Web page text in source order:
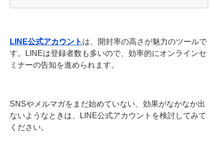
LINE公式アカウント は、開封率の高さが魅力のツールで
す。LINEは登録者数も多いので、効率的にオンラインセ
ミナーの告知を進められます。
SNSやメルマガをまだ始めていない、効果がなかなか出
ないようなときは、LINE公式アカウントを検討してみて
ください。